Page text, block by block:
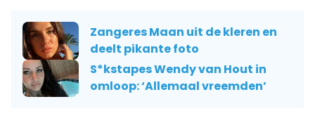
Zangeres Maan uit de kleren en
deelt pikante foto
S*kstapes Wendy van Hout in
omloop: ‘Allemaal vreemden’